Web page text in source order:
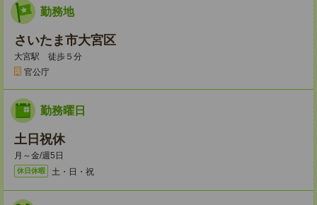
勤務地
さいたま市大宮区
大宮駅 徒歩５分
官公庁
勤務曜日
土日祝休
月～金/週5日
休日休暇 土・日・祝